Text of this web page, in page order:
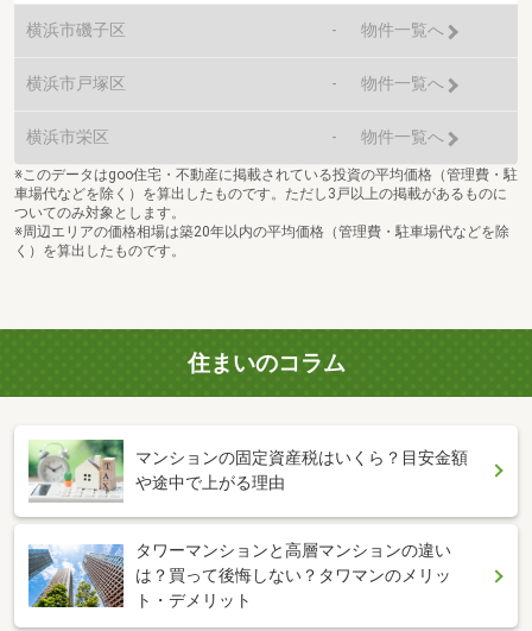
横浜市磯子区 - 物件一覧へ
横浜市戸塚区 - 物件一覧へ
横浜市栄区 - 物件一覧へ
※このデータはgoo住宅・不動産に掲載されている投資の平均価格（管理費・駐
車場代などを除く）を算出したものです。ただし3戸以上の掲載があるものに
ついてのみ対象とします。
※周辺エリアの価格相場は築20年以内の平均価格（管理費・駐車場代などを除
く）を算出したものです。
住まいのコラム
マンションの固定資産税はいくら？目安金額
や途中で上がる理由
タワーマンションと高層マンションの違い
は？買って後悔しない？タワマンのメリッ
ト・デメリット